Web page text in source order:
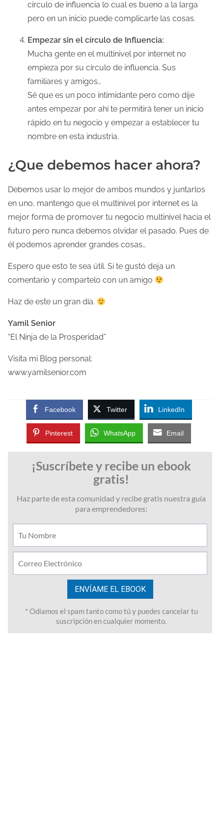
círculo de influencia lo cual es bueno a la larga
pero en un inicio puede complicarte las cosas.
Empezar sin el círculo de Influencia:
Mucha gente en el multinivel por internet no
empieza por su círculo de influencia. Sus
familiares y amigos…
Sé que es un poco intimidante pero como dije
antes empezar por ahí te permitirá tener un inicio
rápido en tu negocio y empezar a establecer tu
nombre en esta industria.
¿Que debemos hacer ahora?
Debemos usar lo mejor de ambos mundos y juntarlos
en uno, mantengo que el multinivel por internet es la
mejor forma de promover tu negocio multinivel hacia el
futuro pero nunca debemos olvidar el pasado. Pues de
él podemos aprender grandes cosas…
Espero que esto te sea útil. Si te gustó deja un
comentario y compartelo con un amigo
Haz de este un gran día.
Yamil Senior
“El Ninja de la Prosperidad”
Visita mi Blog personal:
www.yamilsenior.com
Facebook Twitter LinkedIn
Pinterest WhatsApp Email